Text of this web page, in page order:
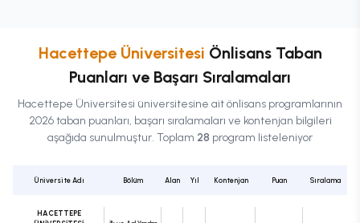
Hacettepe Üniversitesi ÖnlisansTaban
Puanları ve Başarı Sıralamaları
Hacettepe Üniversitesi üniversitesine aitönlisans programlarının
2026 taban puanları, başarı sıralamaları ve kontenjan bilgileri
aşağıda sunulmuştur. Toplam 28 program listeleniyor
Üniversite Adı Bölüm Alan Yıl Kontenjan Puan Sıralama
HACETTEPE